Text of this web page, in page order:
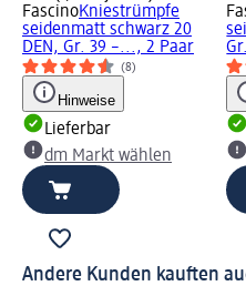
FascinoKniestrümpfe
seidenmatt schwarz 20
DEN, Gr. 39 –..., 2 Paar
(8)
Hinweise
Lieferbar
dm Markt wählen
Andere Kunden kauften